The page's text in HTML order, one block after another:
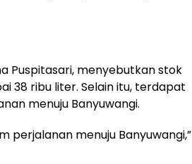
Puspitasari, menyebutkan stok
38 ribu liter. Selain itu, terdapat
menuju Banyuwangi.
perjalanan menuju Banyuwangi,”